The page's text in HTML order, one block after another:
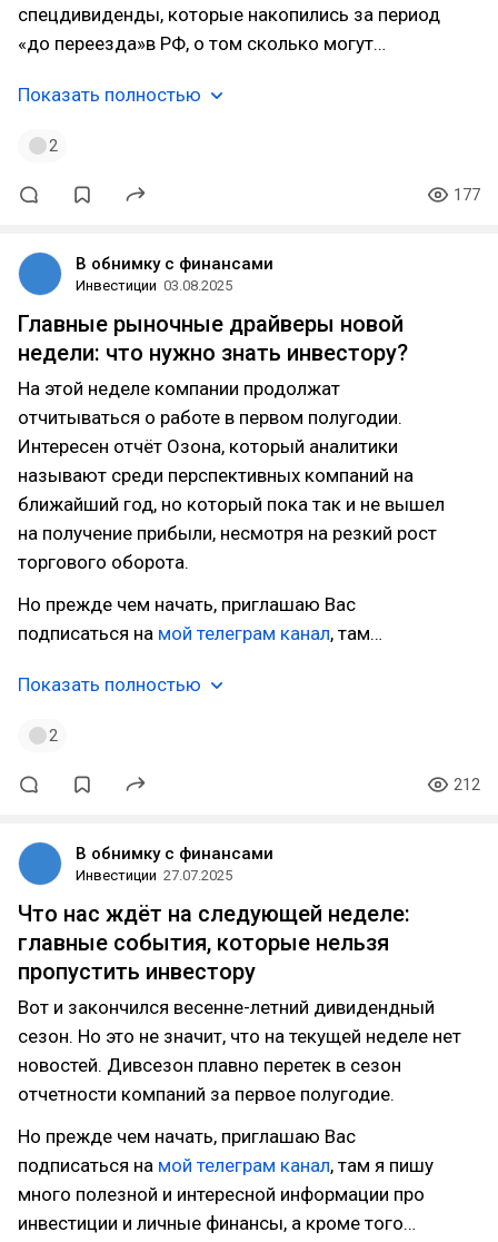
спецдивиденды, которые накопились за период
«до переезда»в РФ, о том сколько могут…
Показать полностью
2
177
В обнимку с финансами
Инвестиции 03.08.2025
Главные рыночные драйверы новой
недели: что нужно знать инвестору?
На этой неделе компании продолжат
отчитываться о работе в первом полугодии.
Интересен отчёт Озона, который аналитики
называют среди перспективных компаний на
ближайший год, но который пока так и не вышел
на получение прибыли, несмотря на резкий рост
торгового оборота.
Но прежде чем начать, приглашаю Вас
подписаться на мой телеграм канал, там…
Показать полностью
2
212
В обнимку с финансами
Инвестиции 27.07.2025
Что нас ждёт на следующей неделе:
главные события, которые нельзя
пропустить инвестору
Вот и закончился весенне-летний дивидендный
сезон. Но это не значит, что на текущей неделе нет
новостей. Дивсезон плавно перетек в сезон
отчетности компаний за первое полугодие.
Но прежде чем начать, приглашаю Вас
подписаться на мой телеграм канал, там я пишу
много полезной и интересной информации про
инвестиции и личные финансы, а кроме того…